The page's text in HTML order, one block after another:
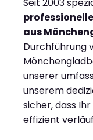
aus
Durchführung
unserer
unserem
sicher, dass
effizient